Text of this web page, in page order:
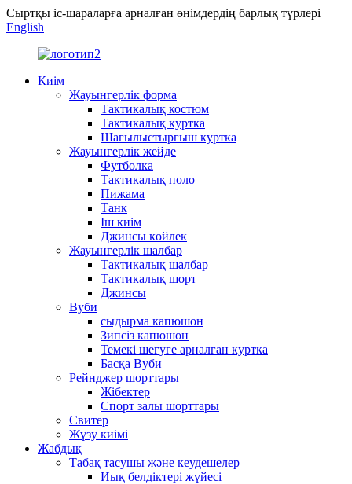
Сыртқы іс-шараларға арналған өнімдердің барлық түрлері
English
Киім
Жауынгерлік форма
Тактикалық костюм
Тактикалық куртка
Шағылыстырғыш куртка
Жауынгерлік жейде
Футболка
Тактикалық поло
Пижама
Танк
Іш киім
Джинсы көйлек
Жауынгерлік шалбар
Тактикалық шалбар
Тактикалық шорт
Джинсы
Вуби
сыдырма капюшон
Зипсіз капюшон
Темекі шегуге арналған куртка
Басқа Вуби
Рейнджер шорттары
Жібектер
Спорт залы шорттары
Свитер
Жүзу киімі
Жабдық
Табақ тасушы және кеудешелер
Иық белдіктері жүйесі